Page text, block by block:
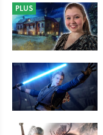
PLUS